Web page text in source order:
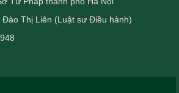
Đào Thị Liên (Luật sư Điều hành)